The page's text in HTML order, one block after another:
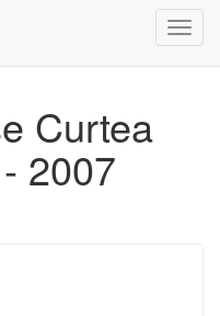
Curtea
2007